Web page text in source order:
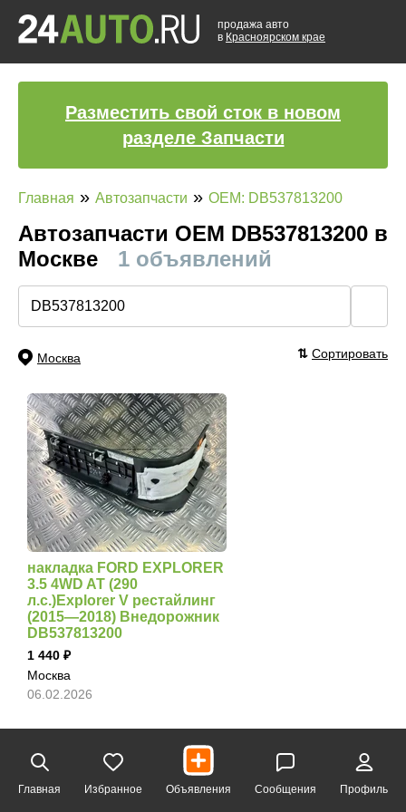
продажа авто
в Красноярском крае
Разместить свой сток в новом
разделе Запчасти
Главная » Автозапчасти » OEM: DB537813200
Автозапчасти ОЕМ DB537813200 в
Москве
1 объявлений
Москва ⇅ Сортировать
накладка FORD EXPLORER
3.5 4WD AT (290
л.с.)Explorer V рестайлинг
(2015—2018) Внедорожник
DB537813200
1 440
Москва
06.02.2026
Главная Избранное Объявления Сообщения Профиль